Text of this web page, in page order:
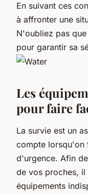
En suivant ces
à affronter une
N'oubliez pas
pour garantir sa
Les
pour faire
La survie est un
compte lorsqu'on
d'urgence. Afin
de vos proches,
équipements